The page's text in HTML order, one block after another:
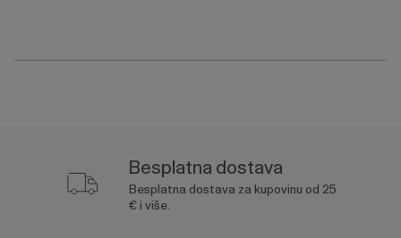
Besplatna dostava
Besplatna dostava za kupovinu od 25
€ i više.